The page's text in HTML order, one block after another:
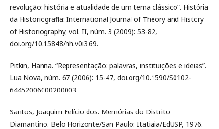
revolução: história e atualidade de um tema clássico”. História
da Historiografia: International Journal of Theory and History
of Historiography, vol. II, núm. 3 (2009): 53-82,
doi.org/10.15848/hh.v0i3.69.
Pitkin, Hanna. “Representação: palavras, instituições e ideias”.
Lua Nova, núm. 67 (2006): 15-47, doi.org/10.1590/S0102-
64452006000200003.
Santos, Joaquim Felício dos. Memórias do Distrito
Diamantino. Belo Horizonte/San Paulo: Itatiaia/EdUSP, 1976.